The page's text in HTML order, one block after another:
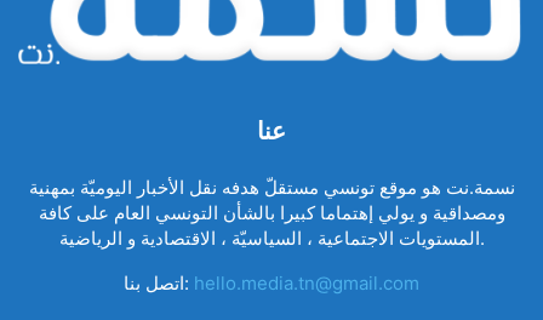
عنا
نسمة.نت هو موقع تونسي مستقلّ هدفه نقل الأخبار اليوميّة بمهنية
ومصداقية و يولي إهتماما كبيرا بالشأن التونسي العام على كافة
المستويات الاجتماعية ، السياسيّة ، الاقتصادية و الرياضية.
اتصل بنا: hello.media.tn@gmail.com